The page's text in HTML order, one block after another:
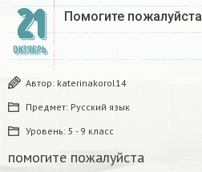
21
ОКТЯБРЬ
Помогите пожалуйста ​
Автор: katerinakorol14
Предмет: Русский язык
Уровень: 5 - 9 класс
помогите пожалуйста ​